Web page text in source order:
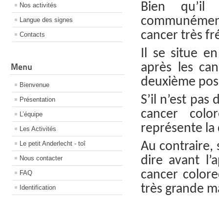
Nos activités
Langue des signes
Contacts
Menu
Bienvenue
Présentation
L’équipe
Les Activités
Le petit Anderlecht - toî
Nous contacter
FAQ
Identification
Bien qu’il
cancer très
Il se situe
après les
deuxième
S’il n’est
cancer
représente la
Au contraire,
dire avant
cancer
très grande